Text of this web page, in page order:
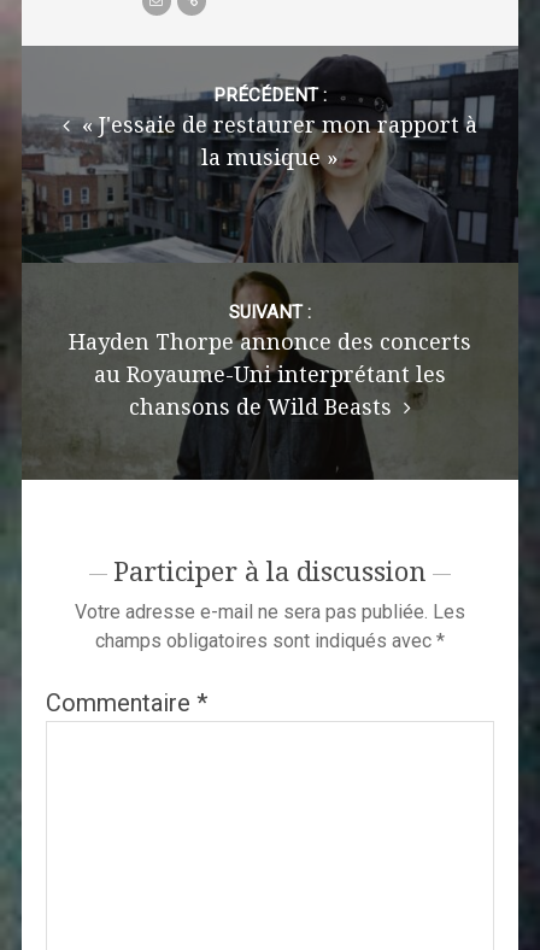
navigation
PRÉCÉDENT :
« J'essaie de restaurer mon rapport à
la musique »
SUIVANT :
Hayden Thorpe annonce des concerts
au Royaume-Uni interprétant les
chansons de Wild Beasts
Participer à la discussion
Votre adresse e-mail ne sera pas publiée. Les
champs obligatoires sont indiqués avec *
Commentaire *